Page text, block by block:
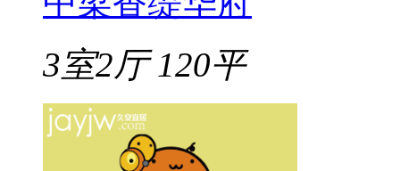
3室2厅 120平